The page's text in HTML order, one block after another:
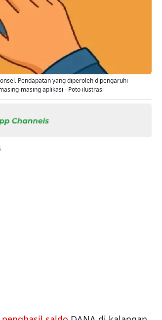
Pendapatan yang diperoleh dipengaruhi
masing aplikasi - Poto ilustrasi